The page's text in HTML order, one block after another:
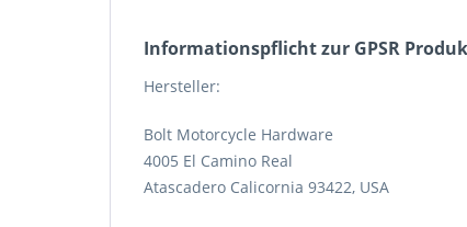
Informations­pflicht zur GPSR
Hersteller:
Bolt Motorcycle Hardware
4005 El Camino Real
Atascadero Calicornia 93422, USA